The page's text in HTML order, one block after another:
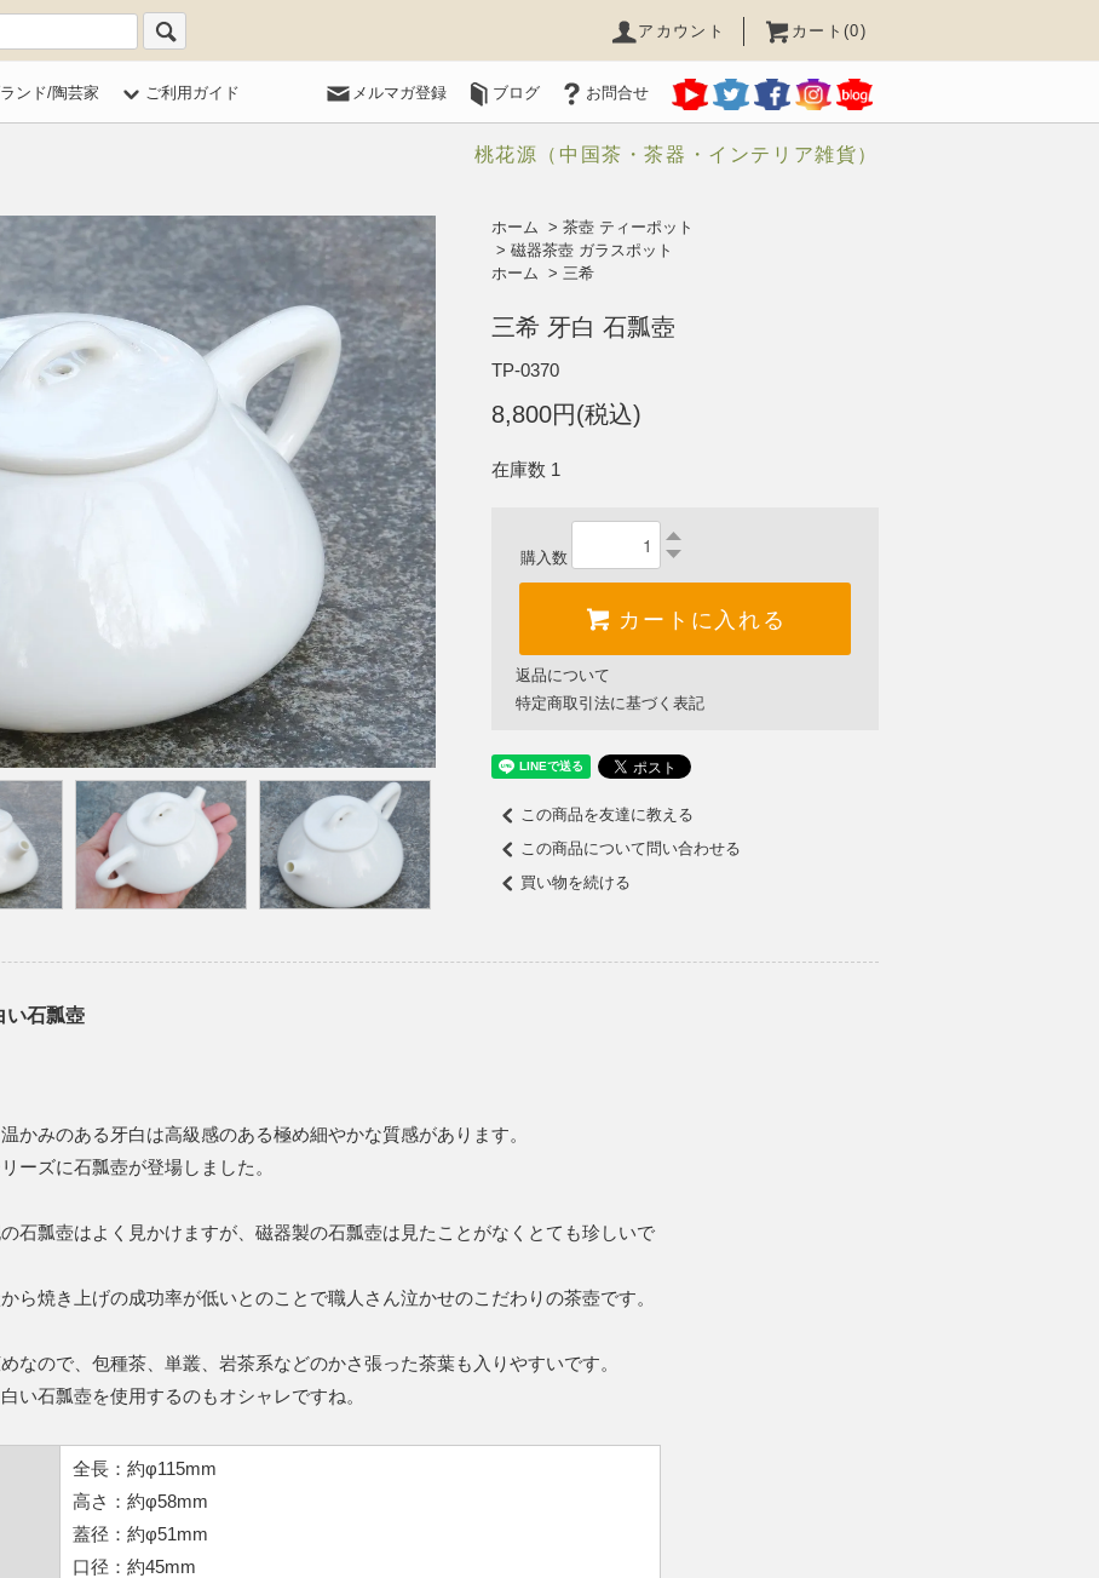
アカウント カート(0)
ンド/陶芸家 ご利用ガイド メルマガ登録 ブログ お問合せ
桃花源（中国茶・茶器・インテリア雑貨）
ホーム > 茶壺 ティーポット
> 磁器茶壺 ガラスポット
ホーム > 三希
三希 牙白 石瓢壺
TP-0370
8,800円(税込)
在庫数 1
購入数
カートに入れる
返品について
特定商取引法に基づく表記
この商品を友達に教える
この商品について問い合わせる
買い物を続ける
い石瓢壺
かみのある牙白は高級感のある極め細やかな質感があります。
ーズに石瓢壺が登場しました。
石瓢壺はよく見かけますが、磁器製の石瓢壺は見たことがなくとても珍しいで
ら焼き上げの成功率が低いとのことで職人さん泣かせのこだわりの茶壺です。
なので、包種茶、単叢、岩茶系などのかさ張った茶葉も入りやすいです。
い石瓢壺を使用するのもオシャレですね。
全長：約φ115mm
高さ：約φ58mm
蓋径：約φ51mm
口径：約45mm